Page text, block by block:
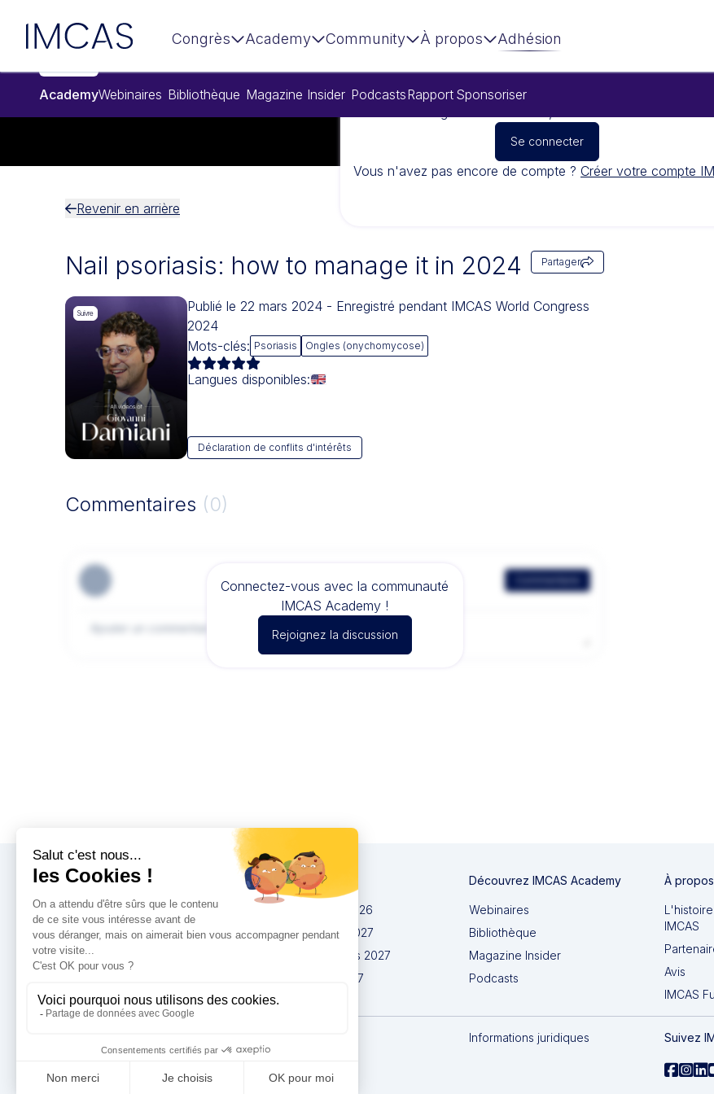
IMCAS
Congrès Academy Community À propos Adhésion
AcademyWebinaires Bibliothèque Magazine Insider PodcastsRapport Sponsoriser
Se connecter
Vous n'avez pas encore de compte ? Créer votre compte
Revenir en arrière
Nail psoriasis: how to manage it in 2024 Partager
Suivre
Publié le 22 mars 2024 - Enregistré pendant IMCAS World Congress
2024
Mots-clés: Psoriasis Ongles (onychomycose)
Langues disponibles:
Déclaration de conflits d'intérêts
Commentaires (0)
Connectez-vous avec la communauté
IMCAS Academy !
Rejoignez la discussion
Congrès
IMCAS China 2026
IMCAS World 2027
IMCAS Americas 2027
IMCAS Asia 2027
Découvrez IMCAS Academy
Webinaires
Bibliothèque
Magazine Insider
Podcasts
À propos
IMCAS
Avis
IMCAS
Informations juridiques Suivez